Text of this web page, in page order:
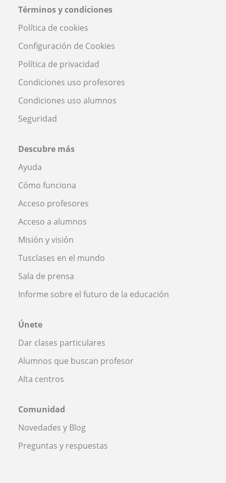
Términos y condiciones
Política de cookies
Configuración de Cookies
Política de privacidad
Condiciones uso profesores
Condiciones uso alumnos
Seguridad
Descubre más
Ayuda
Cómo funciona
Acceso profesores
Acceso a alumnos
Misión y visión
Tusclases en el mundo
Sala de prensa
Informe sobre el futuro de la educación
Únete
Dar clases particulares
Alumnos que buscan profesor
Alta centros
Comunidad
Novedades y Blog
Preguntas y respuestas